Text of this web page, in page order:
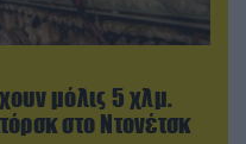
μόλις 5 χλμ.
στο Ντονέτσκ